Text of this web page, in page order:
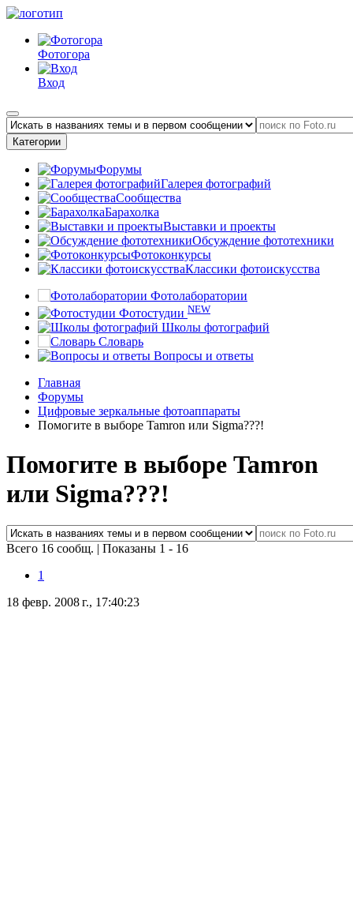
Фотогора
Вход
Категории
Форумы
Галерея фотографий
Сообщества
Барахолка
Выставки и проекты
Обсуждение фототехники
Фотоконкурсы
Классики фотоискусства
Фотолаборатории
Фотостудии NEW
Школы фотографий
Словарь
Вопросы и ответы
Главная
Форумы
Цифровые зеркальные фотоаппараты
Помогите в выборе Tamron или Sigma???!
Помогите в выборе Tamron
или Sigma???!
Всего 16 сообщ. | Показаны 1 - 16
1
18 февр. 2008 г., 17:40:23